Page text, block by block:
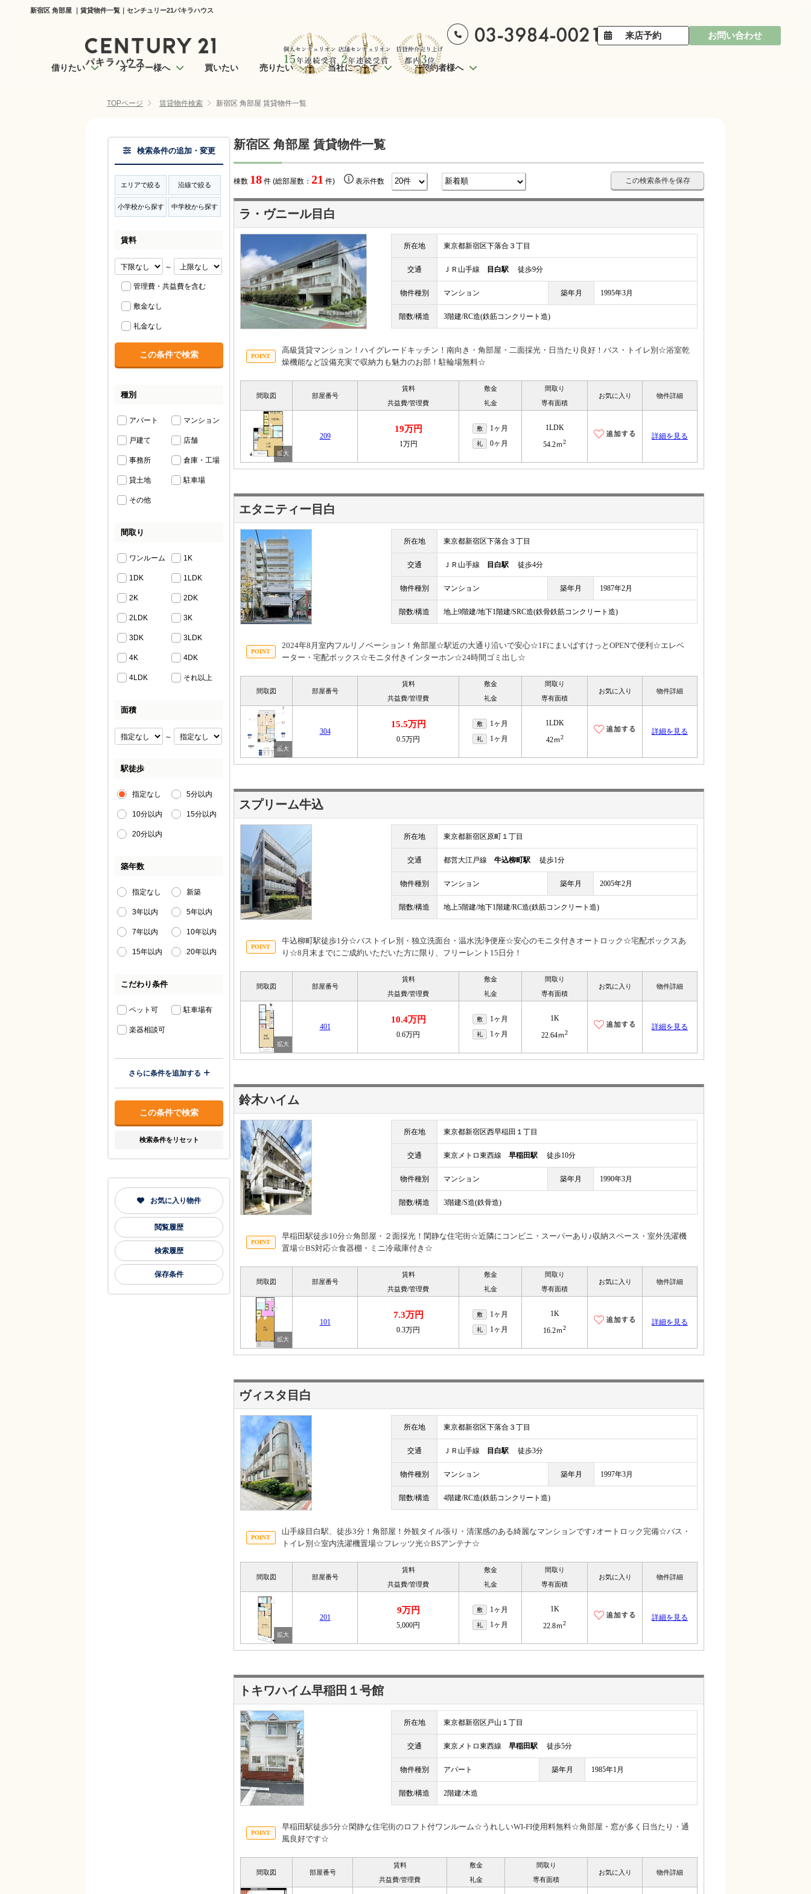
新宿区 角部屋 ｜賃貸物件一覧｜センチュリー21パキラハウス
来店予約 お問い合わせ
借りたい オーナー様へ 買いたい 売りたい 当社について ご契約者様へ
TOPページ 賃貸物件検索 新宿区 角部屋 賃貸物件一覧
新宿区 角部屋 賃貸物件一覧
棟数 18 件 (総部屋数： 21 件) 表示件数 この検索条件を保存
ラ・ヴニール目白
所在地 東京都新宿区下落合３丁目
交通 ＪＲ山手線 目白駅 徒歩9分
物件種別 マンション 築年月 1995年3月
階数/構造 3階建/RC造(鉄筋コンクリート造)
高級賃貸マンション！ハイグレードキッチン！南向き・角部屋・二面採光・日当たり良好！バス・トイレ別☆浴室乾
燥機能など設備充実で収納力も魅力のお部！駐輪場無料☆
間取図 部屋番号
賃料
共益費/管理費
敷金
礼金
間取り
専有面積
お気に入り 物件詳細
209
19万円
1万円
敷 1ヶ月
礼 0ヶ月
1LDK
54.2ｍ2
詳細を見る
エタニティー目白
所在地 東京都新宿区下落合３丁目
交通 ＪＲ山手線 目白駅 徒歩4分
物件種別 マンション 築年月 1987年2月
階数/構造 地上9階建/地下1階建/SRC造(鉄骨鉄筋コンクリート造)
2024年8月室内フルリノベーション！角部屋☆駅近の大通り沿いで安心☆1FにまいばすけっとOPENで便利☆エレベ
ーター・宅配ボックス☆モニタ付きインターホン☆24時間ゴミ出し☆
間取図 部屋番号
賃料
共益費/管理費
敷金
礼金
間取り
専有面積
お気に入り 物件詳細
304
15.5万円
0.5万円
敷 1ヶ月
礼 1ヶ月
1LDK
42ｍ2
詳細を見る
スプリーム牛込
所在地 東京都新宿区原町１丁目
交通 都営大江戸線 牛込柳町駅 徒歩1分
物件種別 マンション 築年月 2005年2月
階数/構造 地上5階建/地下1階建/RC造(鉄筋コンクリート造)
牛込柳町駅徒歩1分☆バストイレ別・独立洗面台・温水洗浄便座☆安心のモニタ付きオートロック☆宅配ボックスあ
り☆8月末までにご成約いただいた方に限り、フリーレント15日分！
間取図 部屋番号
賃料
共益費/管理費
敷金
礼金
間取り
専有面積
お気に入り 物件詳細
401
10.4万円
0.6万円
敷 1ヶ月
礼 1ヶ月
1K
22.64ｍ2
詳細を見る
鈴木ハイム
所在地 東京都新宿区西早稲田１丁目
交通 東京メトロ東西線 早稲田駅 徒歩10分
物件種別 マンション 築年月 1990年3月
階数/構造 3階建/S造(鉄骨造)
早稲田駅徒歩10分☆角部屋・２面採光！閑静な住宅街☆近隣にコンビニ・スーパーあり♪収納スペース・室外洗濯機
置場☆BS対応☆食器棚・ミニ冷蔵庫付き☆
間取図 部屋番号
賃料
共益費/管理費
敷金
礼金
間取り
専有面積
お気に入り 物件詳細
101
7.3万円
0.3万円
敷 1ヶ月
礼 1ヶ月
1K
16.2ｍ2
詳細を見る
ヴィスタ目白
所在地 東京都新宿区下落合３丁目
交通 ＪＲ山手線 目白駅 徒歩3分
物件種別 マンション 築年月 1997年3月
階数/構造 4階建/RC造(鉄筋コンクリート造)
山手線目白駅、徒歩3分！角部屋！外観タイル張り・清潔感のある綺麗なマンションです♪オートロック完備☆バス・
トイレ別☆室内洗濯機置場☆フレッツ光☆BSアンテナ☆
間取図 部屋番号
賃料
共益費/管理費
敷金
礼金
間取り
専有面積
お気に入り 物件詳細
201
9万円
5,000円
敷 1ヶ月
礼 1ヶ月
1K
22.8ｍ2
詳細を見る
トキワハイム早稲田１号館
所在地 東京都新宿区戸山１丁目
交通 東京メトロ東西線 早稲田駅 徒歩5分
物件種別 アパート 築年月 1985年1月
階数/構造 2階建/木造
早稲田駅徒歩5分☆閑静な住宅街のロフト付ワンルーム☆うれしいWI-FI使用料無料☆角部屋・窓が多く日当たり・通
風良好です☆
間取図 部屋番号
賃料
共益費/管理費
敷金
礼金
間取り
専有面積
お気に入り 物件詳細
検索条件の追加・変更
エリアで絞る 沿線で絞る
小学校から探す 中学校から探す
賃料
～
管理費・共益費を含む
敷金なし
礼金なし
種別
アパート マンション
戸建て 店舗
事務所 倉庫・工場
貸土地 駐車場
その他
間取り
ワンルーム 1K
1DK 1LDK
2K 2DK
2LDK 3K
3DK 3LDK
4K 4DK
4LDK それ以上
面積
～
駅徒歩
指定なし 5分以内
10分以内 15分以内
20分以内
築年数
指定なし 新築
3年以内 5年以内
7年以内 10年以内
15年以内 20年以内
こだわり条件
ペット可 駐車場有
楽器相談可
さらに条件を追加する
検索条件をリセット
お気に入り物件
閲覧履歴
検索履歴
保存条件